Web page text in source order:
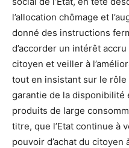
l’allocation chômage et
donné des instructions
d’accorder un intérêt
citoyen et veiller à
tout en insistant sur le
garantie de la disponibilité
produits de large
titre, que l’Etat continue à
pouvoir d’achat du